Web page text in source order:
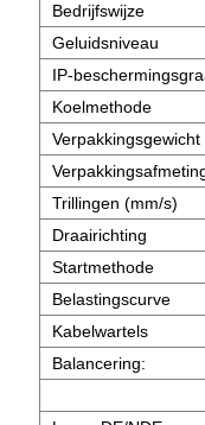
Bedrijfswijze
Geluidsniveau
IP-
Koelmethode
Verpakkingsgewicht
Trillingen (mm/s)
Draairichting
Startmethode
Belastingscurve
Kabelwartels
Balancering: